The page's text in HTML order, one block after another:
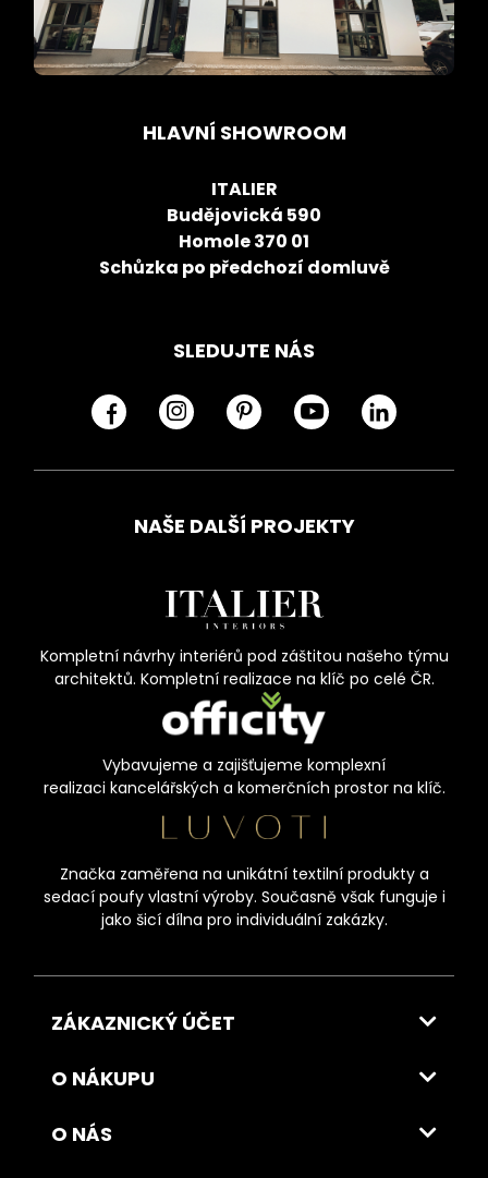
HLAVNÍ SHOWROOM
ITALIER
Budějovická 590
Homole 370 01
Schůzka po předchozí domluvě
SLEDUJTE NÁS
NAŠE DALŠÍ PROJEKTY
Kompletní návrhy interiérů pod záštitou našeho týmu
architektů. Kompletní realizace na klíč po celé ČR.
Vybavujeme a zajišťujeme komplexní
realizaci kancelářských a komerčních prostor na klíč.
Značka zaměřena na unikátní textilní produkty a
sedací poufy vlastní výroby. Současně však funguje i
jako šicí dílna pro individuální zakázky.
ZÁKAZNICKÝ ÚČET
O NÁKUPU
O NÁS